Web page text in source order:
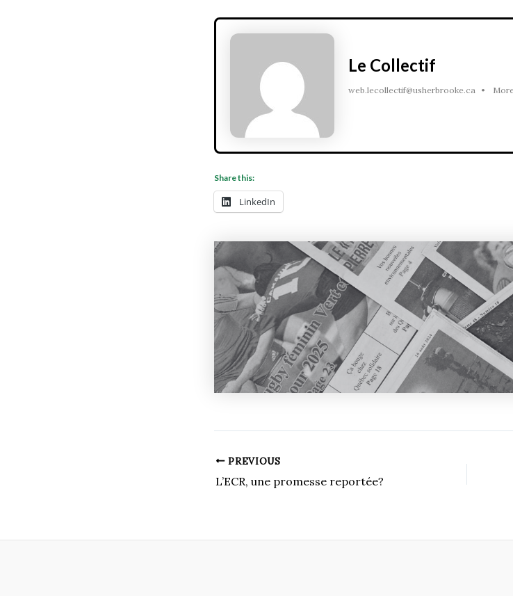
Le Collectif
web.lecollectif@usherbrooke.ca •
Share this:
LinkedIn
PREVIOUS
L’ECR, une promesse reportée?